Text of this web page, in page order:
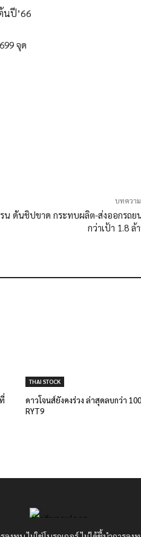
นปี’66
จุด
บทควา
รน ดันชิปขาด กระทบผลิต-ส่งออกรถย
กว่าเป้า 1.8 ล้
THAI STOCK
ดาวโจนส์ยังคงร่วง ล่าสุดลบกว่า
RYT9